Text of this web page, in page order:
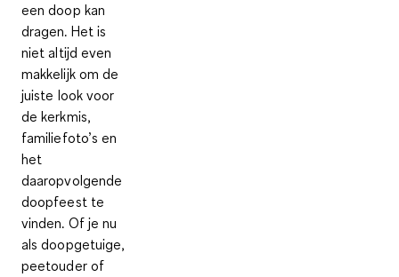
een doop kan
dragen. Het is
niet altijd even
makkelijk om de
juiste look voor
de kerkmis,
familiefoto’s en
het
daaropvolgende
doopfeest te
vinden. Of je nu
als doopgetuige,
peetouder of